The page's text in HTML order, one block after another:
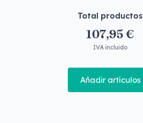
Total productos
107,95 €
IVA incluido
Añadir artículos